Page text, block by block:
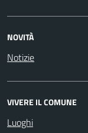
NOVITÀ
Notizie
VIVERE IL COMUNE
Luoghi